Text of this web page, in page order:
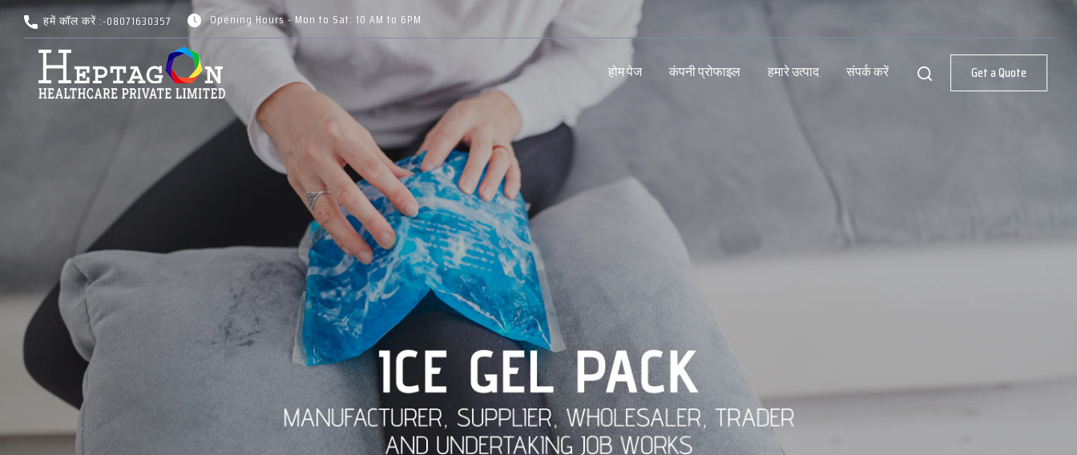
हमें कॉल करें :-08071630357 Opening Hours - Mon to Sat: 10 AM to 6PM
होम पेज कंपनी प्रोफाइल हमारे उत्पाद संपर्क करें Get a Quote